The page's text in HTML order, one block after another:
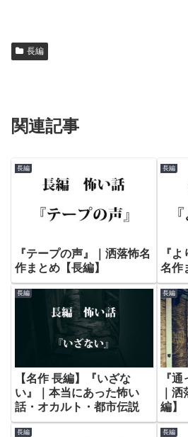
長編
関連記事
長編
『テープの声』｜洒落怖名
作まとめ【長編】
長編
『
名作
長編
【名作 長編】『いざな
い』｜本当にあった怖い
話・オカルト・都市伝説
長編
『
｜
編】
長編 長編